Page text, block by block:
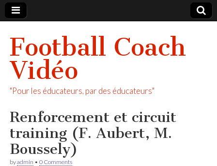
Football Coach
Vidéo
"Pour les éducateurs, par des éducateurs"
Renforcement et circuit
training (F. Aubert, M.
Boussely)
byadmin • 0 Comments